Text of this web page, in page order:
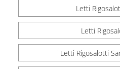
Letti
Letti
Letti Rigosalotti